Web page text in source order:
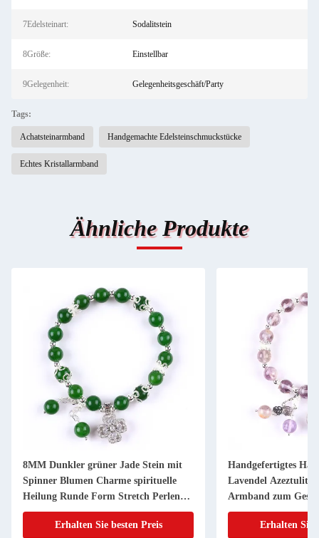
7Edelsteinart: Sodalitstein
8Größe: Einstellbar
9Gelegenheit: Gelegenheitsgeschäft/Party
Tags:
Achatsteinarmband Handgemachte Edelsteinschmuckstücke
Echtes Kristallarmband
Ähnliche Produkte
8MM Dunkler grüner Jade Stein mit
Spinner Blumen Charme spirituelle
Heilung Runde Form Stretch Perlen
Armband
Erhalten Sie besten Preis
Handgefertigtes
Lavendel Azeztulit
Armband zum
Erhalten Sie